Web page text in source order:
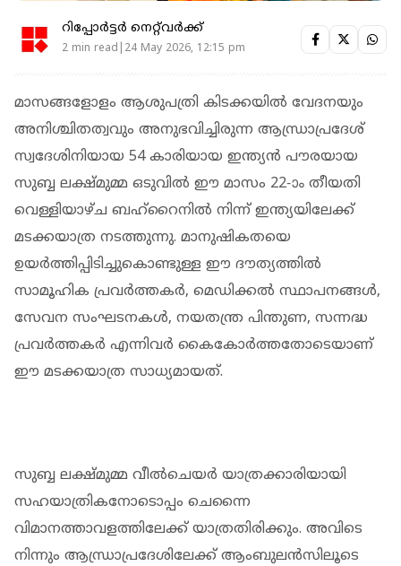
റിപ്പോർട്ടർ നെറ്റ്‌വര്‍ക്ക്‌
2 min read|24 May 2026, 12:15 pm
മാസങ്ങളോളം ആശുപത്രി കിടക്കയിൽ വേദനയും
അനിശ്ചിതത്വവും അനുഭവിച്ചിരുന്ന ആന്ധ്രാപ്രദേശ്
സ്വദേശിനിയായ 54 കാരിയായ ഇന്ത്യൻ പൗരയായ
സുബ്ബ ലക്ഷ്മുമ്മ ഒടുവിൽ ഈ മാസം 22-ാം തീയതി
വെള്ളിയാഴ്ച ബഹ്റൈനിൽ നിന്ന് ഇന്ത്യയിലേക്ക്
മടക്കയാത്ര നടത്തുന്നു. മാനുഷികതയെ
ഉയർത്തിപ്പിടിച്ചുകൊണ്ടുള്ള ഈ ദൗത്യത്തിൽ
സാമൂഹിക പ്രവർത്തകർ, മെഡിക്കൽ സ്ഥാപനങ്ങൾ,
സേവന സംഘടനകൾ, നയതന്ത്ര പിന്തുണ, സന്നദ്ധ
പ്രവർത്തകർ എന്നിവർ കൈകോർത്തതോടെയാണ്
ഈ മടക്കയാത്ര സാധ്യമായത്.
സുബ്ബ ലക്ഷ്മുമ്മ വീൽചെയർ യാത്രക്കാരിയായി
സഹയാത്രികനോടൊപ്പം ചെന്നൈ
വിമാനത്താവളത്തിലേക്ക് യാത്രതിരിക്കും. അവിടെ
നിന്നും ആന്ധ്രാപ്രദേശിലേക്ക് ആംബുലൻസിലൂടെ